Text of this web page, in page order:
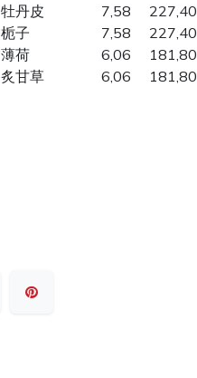
牡丹皮 7,58
227,40
栀子 7,58
227,40
薄荷 6,06
181,80
炙甘草 6,06 181,80